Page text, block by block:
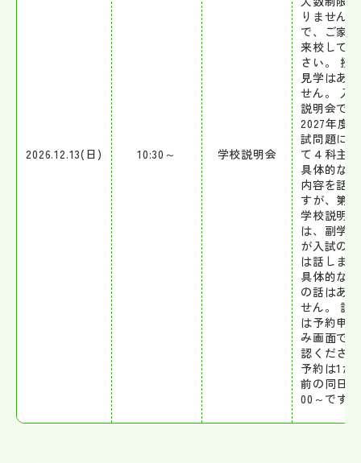
2026.12.13(日) 10:30～ 学校説明会
りませんの
で、ご家
来校して
さい。 授
見学はあ
せん。 入
説明会で、
2027年度
試問題に
て４科主
具体的な
内容を話
すが、第4
学校説明
は、副学
が入試の
は話しま
具体的な
の話はあ
せん。 詳
は予約申
み画面で
認くださ
予約は1か
前の同日9
00～です。